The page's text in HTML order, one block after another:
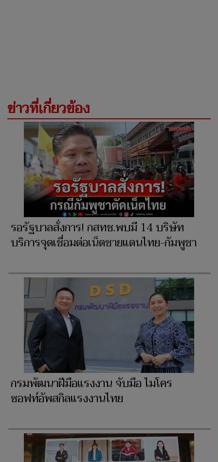
ข่าวที่เกี่ยวข้อง
รอรัฐบาลสั่งการ! กสทช.พบมี 14 บริษัท
บริการจุดเชื่อมต่อเน็ตชายแดนไทย-กัมพูชา
กรมพัฒนาฝีมือแรงงาน จับมือ ไมโคร
ซอฟท์อัพสกิลแรงงานไทย